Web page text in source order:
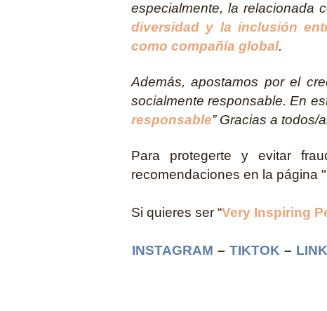
especialmente, la relacionada
diversidad y la inclusión
como compañía global.
Además, apostamos por el
socialmente responsable. En
responsable” Gracias a todos/
Para protegerte y evitar
recomendaciones en la página "
Si quieres ser “Very Inspiring
INSTAGRAM – TIKTOK –